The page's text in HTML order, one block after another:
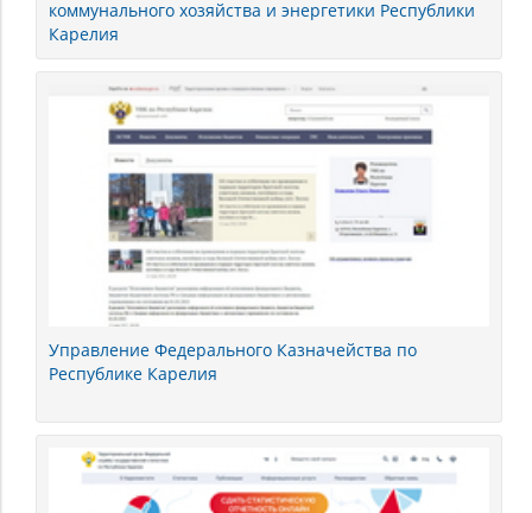
коммунального хозяйства и энергетики Республики
Карелия
Управление Федерального Казначейства по
Республике Карелия